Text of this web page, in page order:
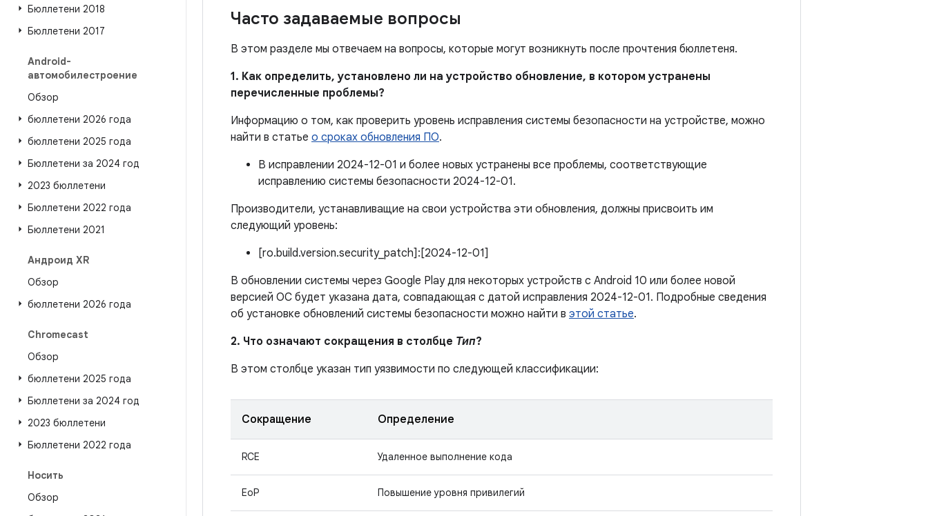
Бюллетени 2018
Бюллетени 2017
Android-
автомобилестроение
Обзор
бюллетени 2026 года
бюллетени 2025 года
Бюллетени за 2024 год
2023 бюллетени
Бюллетени 2022 года
Бюллетени 2021
Андроид XR
Обзор
бюллетени 2026 года
Chromecast
Обзор
бюллетени 2025 года
Бюллетени за 2024 год
2023 бюллетени
Бюллетени 2022 года
Носить
Обзор
Часто задаваемые вопросы
В этом разделе мы отвечаем на вопросы, которые могут возникнуть после прочтения бюллетеня.
1. Как определить, установлено ли на устройство обновление, в котором устранены
перечисленные проблемы?
Информацию о том, как проверить уровень исправления системы безопасности на устройстве, можно
найти в статье о сроках обновления ПО.
В исправлении 2024-12-01 и более новых устранены все проблемы, соответствующие
исправлению системы безопасности 2024-12-01.
Производители, устанавливащие на свои устройства эти обновления, должны присвоить им
следующий уровень:
[ro.build.version.security_patch]:[2024-12-01]
В обновлении системы через Google Play для некоторых устройств с Android 10 или более новой
версией ОС будет указана дата, совпадающая с датой исправления 2024-12-01. Подробные сведения
об установке обновлений системы безопасности можно найти в этой статье.
2. Что означают сокращения в столбце Тип?
В этом столбце указан тип уязвимости по следующей классификации:
Сокращение Определение
RCE Удаленное выполнение кода
EoP Повышение уровня привилегий